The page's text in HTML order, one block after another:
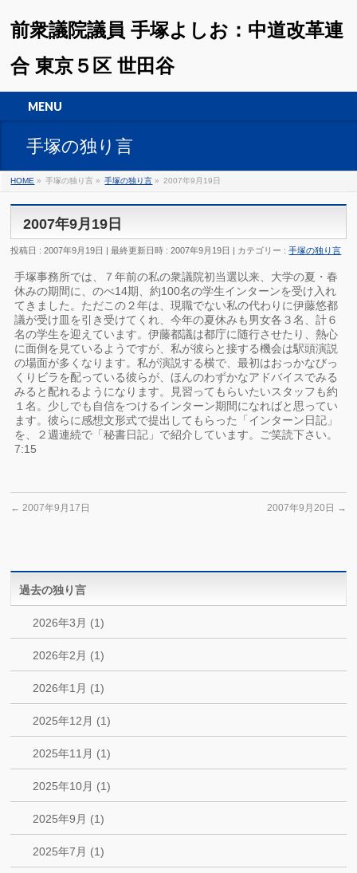
前衆議院議員 手塚よしお：中道改革連
合 東京５区 世田谷
MENU
手塚の独り言
HOME » 手塚の独り言 » 手塚の独り言 » 2007年9月19日
2007年9月19日
投稿日 : 2007年9月19日 最終更新日時 : 2007年9月19日 カテゴリー :手塚の独り言
手塚事務所では、７年前の私の衆議院初当選以来、大学の夏・春
休みの期間に、のべ14期、約100名の学生インターンを受け入れ
てきました。ただこの２年は、現職でない私の代わりに伊藤悠都
議が受け皿を引き受けてくれ、今年の夏休みも男女各３名、計６
名の学生を迎えています。伊藤都議は都庁に随行させたり、熱心
に面倒を見ているようですが、私が彼らと接する機会は駅頭演説
の場面が多くなります。私が演説する横で、最初はおっかなびっ
くりビラを配っている彼らが、ほんのわずかなアドバイスでみる
みると配れるようになります。見習ってもらいたいスタッフも約
１名。少しでも自信をつけるインターン期間になればと思ってい
ます。彼らに感想文形式で提出してもらった「インターン日記」
を、２週連続で「秘書日記」で紹介しています。ご笑読下さい。
7:15
← 2007年9月17日 2007年9月20日 →
過去の独り言
2026年3月 (1)
2026年2月 (1)
2026年1月 (1)
2025年12月 (1)
2025年11月 (1)
2025年10月 (1)
2025年9月 (1)
2025年7月 (1)